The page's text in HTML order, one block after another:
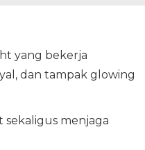
yang bekerja
dan tampak glowing
menjaga